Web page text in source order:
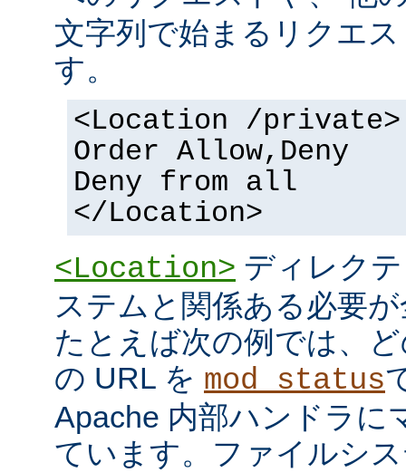
文字列で始まるリクエ
す。
<Location /private>
Order Allow,Deny
Deny from all
</Location>
<Location> ディレク
ステムと関係ある必要
たとえば次の例では、
の URL を mod_status
Apache 内部ハンドラに
ています。ファイルシ